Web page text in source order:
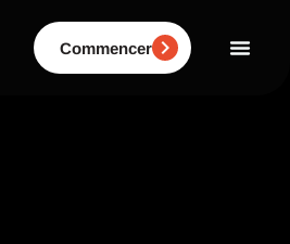
Commencer